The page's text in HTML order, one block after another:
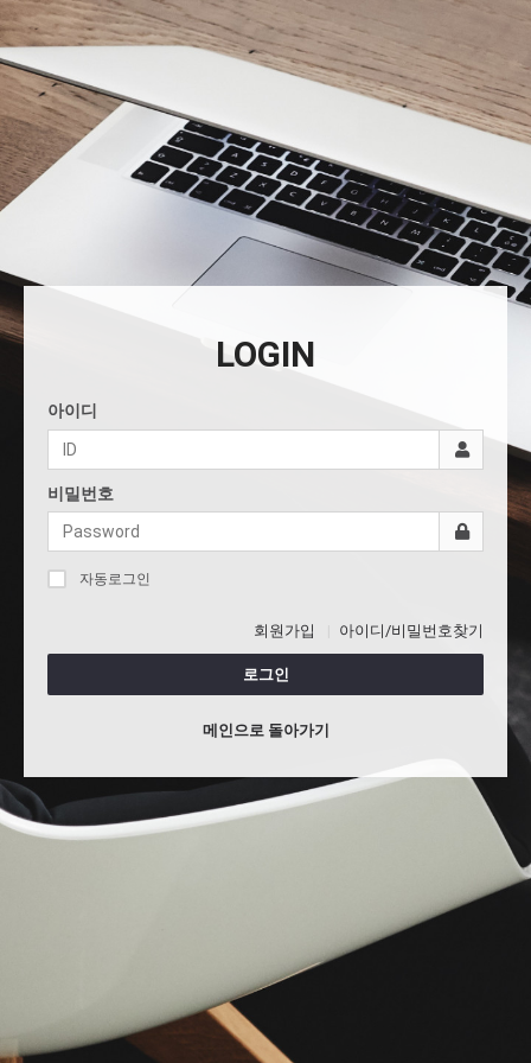
LOGIN
아이디
비밀번호
자동로그인
회원가입 아이디/비밀번호찾기
로그인
메인으로 돌아가기